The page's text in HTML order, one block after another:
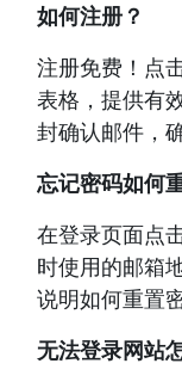
如何注册？
注册免费！点
表格，提供有
封确认邮件，
忘记密码如何
在登录页面点
时使用的邮箱
说明如何重置密
无法登录网站